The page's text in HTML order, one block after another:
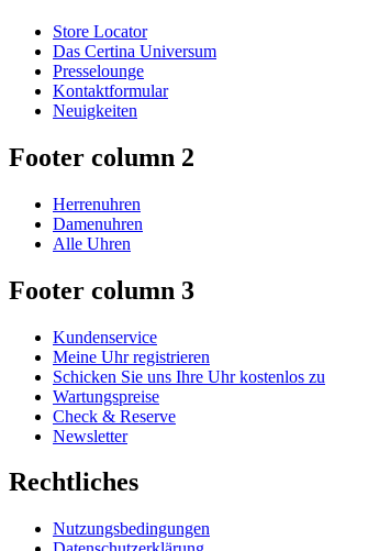
Store Locator
Das Certina Universum
Presselounge
Kontaktformular
Neuigkeiten
Footer column 2
Herrenuhren
Damenuhren
Alle Uhren
Footer column 3
Kundenservice
Meine Uhr registrieren
Schicken Sie uns Ihre Uhr kostenlos zu
Wartungspreise
Check & Reserve
Newsletter
Rechtliches
Nutzungsbedingungen